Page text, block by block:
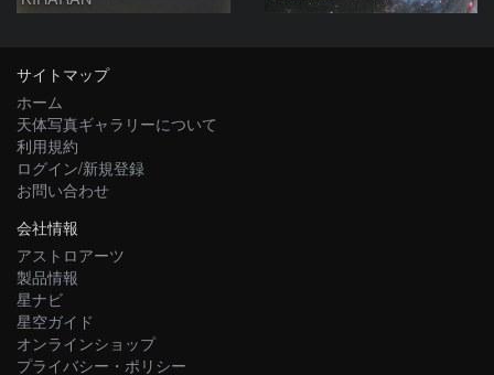
サイトマップ
ホーム
天体写真ギャラリーについて
利用規約
ログイン/新規登録
お問い合わせ
会社情報
アストロアーツ
製品情報
星ナビ
星空ガイド
オンラインショップ
プライバシー・ポリシー